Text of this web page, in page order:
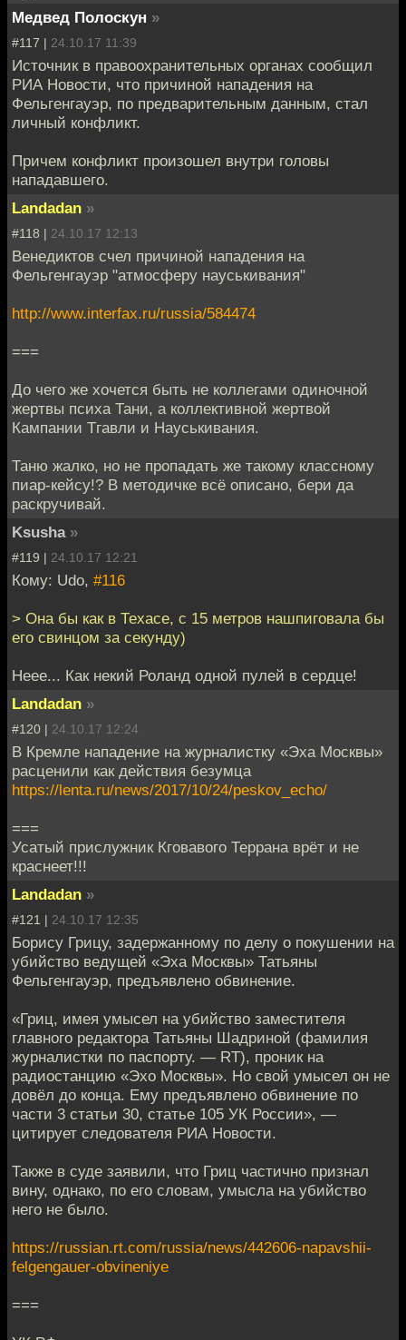
Медвед Полоскун »
#117 | 24.10.17 11:39
Источник в правоохранительных органах сообщил
РИА Новости, что причиной нападения на
Фельгенгауэр, по предварительным данным, стал
личный конфликт.
Причем конфликт произошел внутри головы
нападавшего.
Landadan »
#118 | 24.10.17 12:13
Венедиктов счел причиной нападения на
Фельгенгауэр "атмосферу науськивания"
http://www.interfax.ru/russia/584474
===
До чего же хочется быть не коллегами одиночной
жертвы психа Тани, а коллективной жертвой
Кампании Тгавли и Науськивания.
Таню жалко, но не пропадать же такому классному
пиар-кейсу!? В методичке всё описано, бери да
раскручивай.
Ksusha »
#119 | 24.10.17 12:21
Кому: Udo, #116
> Она бы как в Техасе, с 15 метров нашпиговала бы
его свинцом за секунду)
Неее... Как некий Роланд одной пулей в сердце!
Landadan »
#120 | 24.10.17 12:24
В Кремле нападение на журналистку «Эха Москвы»
расценили как действия безумца
https://lenta.ru/news/2017/10/24/peskov_echo/
===
Усатый прислужник Кговавого Террана врёт и не
краснеет!!!
Landadan »
#121 | 24.10.17 12:35
Борису Грицу, задержанному по делу о покушении на
убийство ведущей «Эха Москвы» Татьяны
Фельгенгауэр, предъявлено обвинение.
«Гриц, имея умысел на убийство заместителя
главного редактора Татьяны Шадриной (фамилия
журналистки по паспорту. — RT), проник на
радиостанцию «Эхо Москвы». Но свой умысел он не
довёл до конца. Ему предъявлено обвинение по
части 3 статьи 30, статье 105 УК России», —
цитирует следователя РИА Новости.
Также в суде заявили, что Гриц частично признал
вину, однако, по его словам, умысла на убийство
него не было.
https://russian.rt.com/russia/news/442606-napavshii-
felgengauer-obvineniye
===